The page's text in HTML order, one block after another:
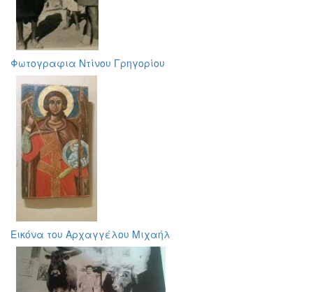
Φωτογραφια Ντίνου Γρηγορίου
Eικόνα του Αρχαγγέλου Μιχαήλ